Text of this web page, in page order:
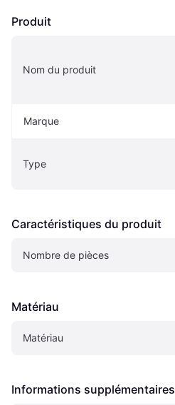
Produit
Nom du produit
Marque
Type
Caractéristiques du produit
Nombre de pièces
Matériau
Matériau
Informations supplémentaires